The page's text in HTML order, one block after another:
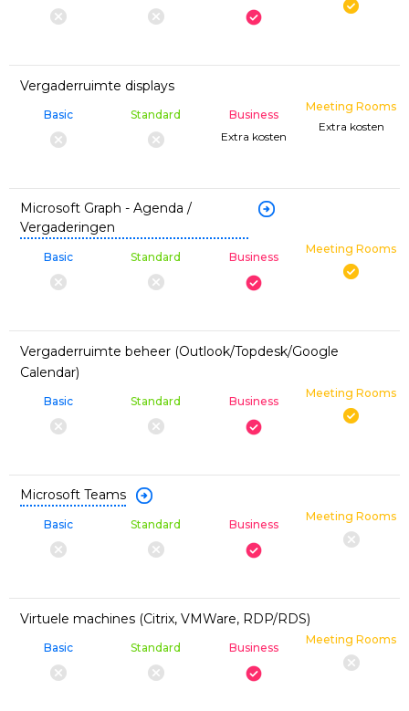
Vergaderruimte displays
Basic Standard
Business
Extra kosten
Meeting Rooms
Extra kosten
Microsoft Graph - Agenda /
Vergaderingen
Basic Standard Business
Meeting Rooms
Vergaderruimte beheer (Outlook/Topdesk/Google
Calendar)
Basic Standard Business
Meeting Rooms
Microsoft Teams
Basic Standard Business
Meeting Rooms
Virtuele machines (Citrix, VMWare, RDP/RDS)
Basic Standard Business
Meeting Rooms